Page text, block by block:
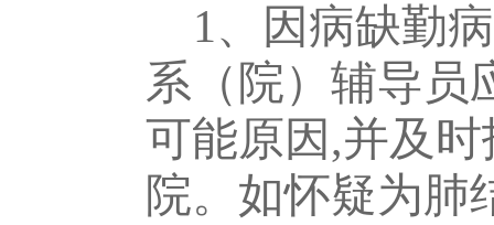
1、
因病缺勤
系（院） 辅导员
可能原因 ,并及时
院。如怀疑为肺